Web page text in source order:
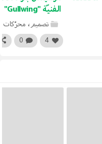
الفنيّة "Gullwing"
تصميم ، محرّكات
4